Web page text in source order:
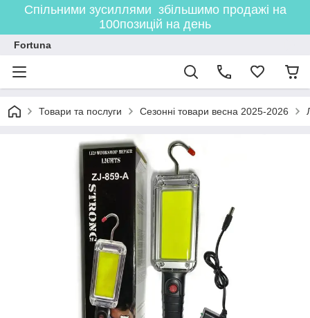
Спільними зусиллями збільшимо продажі на
100позицій на день
Fortuna
Товари та послуги Сезонні товари весна 2025-2026